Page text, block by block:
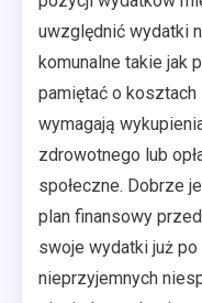
uwzględnić wydatki
komunalne takie jak
pamiętać o
wymagają
zdrowotnego lub
społeczne. Dobrze
plan finansowy
swoje wydatki już
nieprzyjemnych